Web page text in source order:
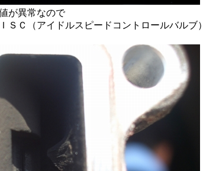
が異常なので
ＳＣ（アイドルスピードコントロールバルブ）